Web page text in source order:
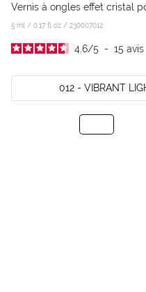
Vernis à ongles effet cristal
5 ml / 0.17 fl oz / 230007012
4.6/5 - 15 avis
012 - VIBRANT